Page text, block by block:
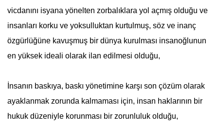
vicdanını isyana yönelten zorbalıklara yol açmış olduğu ve
insanları korku ve yoksulluktan kurtulmuş, söz ve inanç
özgürlüğüne kavuşmuş bir dünya kurulması insanoğlunun
en yüksek ideali olarak ilan edilmesi olduğu,
İnsanın baskıya, baskı yönetimine karşı son çözüm olarak
ayaklanmak zorunda kalmaması için, insan haklarının bir
hukuk düzeniyle korunması bir zorunluluk olduğu,